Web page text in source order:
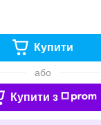
Купити
або
Купити з